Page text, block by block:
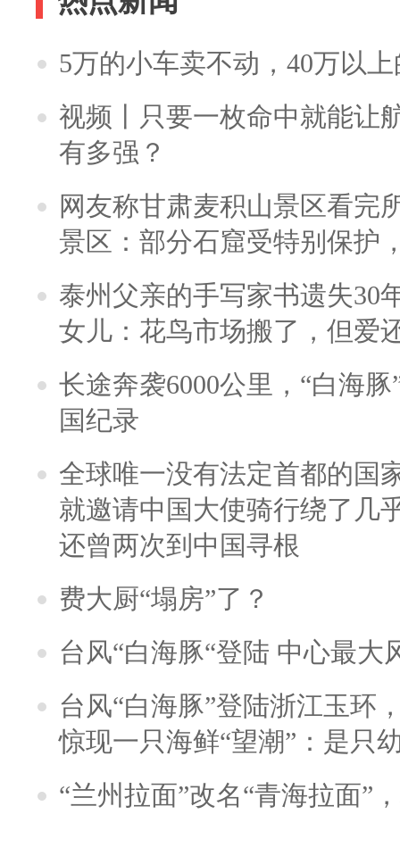
5万的小车卖不动，40万以
视频丨只要一枚命中就能让
有多强？
网友称甘肃麦积山景区看完
景区：部分石窟受特别保护
泰州父亲的手写家书遗失30
女儿：花鸟市场搬了，但爱
长途奔袭6000公里，“白海
国纪录
全球唯一没有法定首都的国
就邀请中国大使骑行绕了几
还曾两次到中国寻根
费大厨“塌房”了？
台风“白海豚“登陆 中心最大
台风“白海豚”登陆浙江玉环
惊现一只海鲜“望潮”：是只
“兰州拉面”改名“青海拉面”